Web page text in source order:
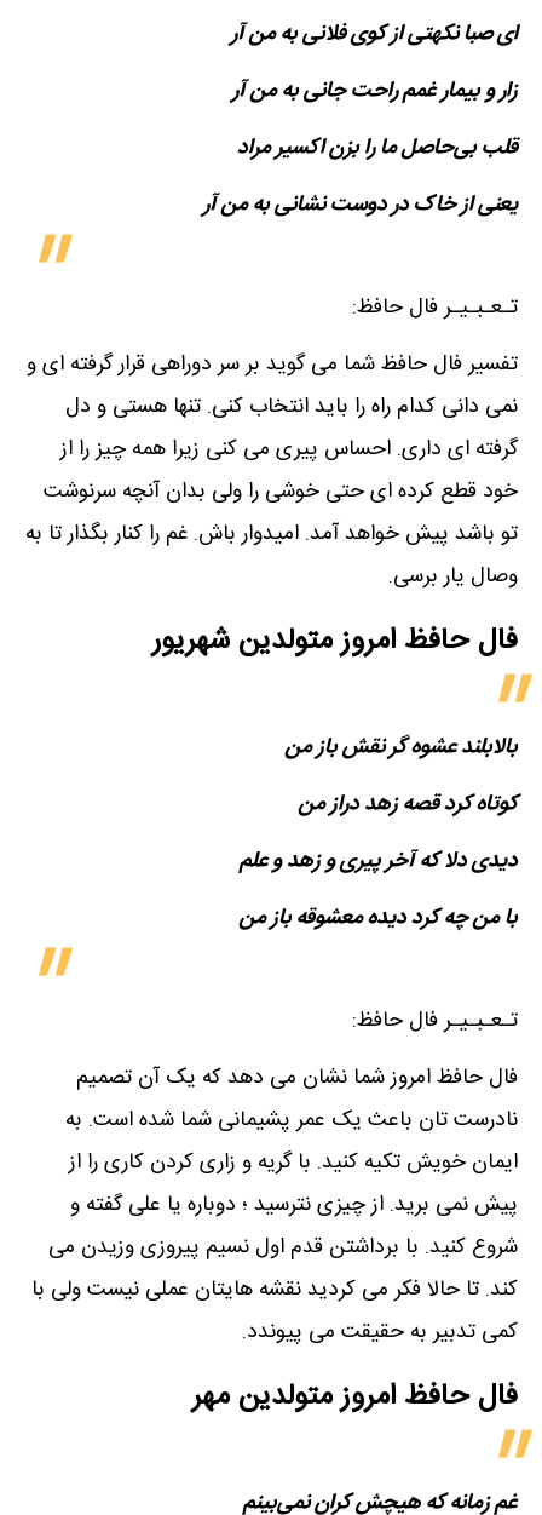
ای صبا نکهتی از کوی فلانی به من آر
زار و بیمار غمم راحت جانی به من آر
قلب بی‌حاصل ما را بزن اکسیر مراد
یعنی از خاک در دوست نشانی به من آر
تـعـبـیـر فال حافظ:
تفسیر فال حافظ شما می گوید بر سر دوراهی قرار گرفته ای و
نمی دانی کدام راه را باید انتخاب کنی. تنها هستی و دل
گرفته ای داری. احساس پیری می کنی زیرا همه چیز را از
خود قطع کرده ای حتی خوشی را ولی بدان آنچه سرنوشت
تو باشد پیش خواهد آمد. امیدوار باش. غم را کنار بگذار تا به
وصال یار برسی.
فال حافظ امروز متولدین‌ شهریور
بالابلند عشوه گر نقش باز من
کوتاه کرد قصه زهد دراز من
دیدی دلا که آخر پیری و زهد و علم
با من چه کرد دیده معشوقه باز من
تـعـبـیـر فال حافظ:
فال حافظ امروز شما نشان می دهد که یک آن تصمیم
نادرست تان باعث یک عمر پشیمانی شما شده است. به
ایمان خویش تکیه کنید. با گریه و زاری کردن کاری را از
پیش نمی برید. از چیزی نترسید ؛ دوباره یا علی گفته و
شروع کنید. با برداشتن قدم اول نسیم پیروزی وزیدن می
کند. تا حالا فکر می کردید نقشه هایتان عملی نیست ولی با
کمی تدبیر به حقیقت می پیوندد.
فال حافظ امروز متولدین‌ مهر
غم زمانه که هیچش کران نمی‌بینم